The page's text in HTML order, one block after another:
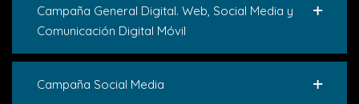
Campaña General Digital. Web, Social Media y
Comunicación Digital Móvil
Campaña Social Media